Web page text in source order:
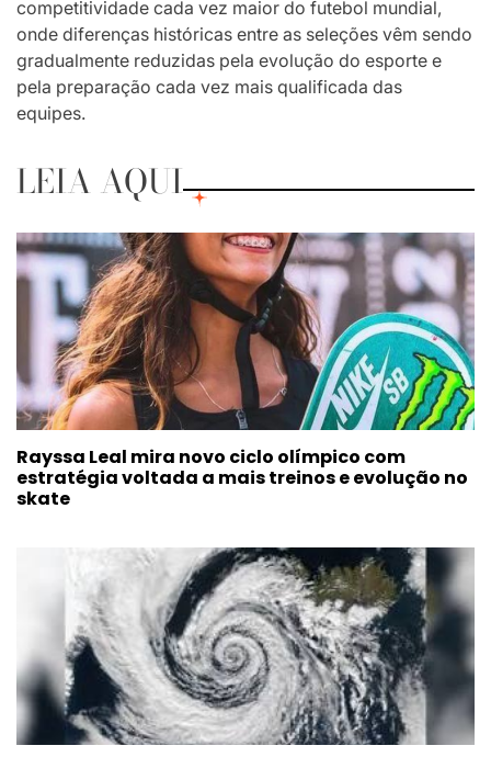
competitividade cada vez maior do futebol mundial,
onde diferenças históricas entre as seleções vêm sendo
gradualmente reduzidas pela evolução do esporte e
pela preparação cada vez mais qualificada das
equipes.
LEIA AQUI
Rayssa Leal mira novo ciclo olímpico com
estratégia voltada a mais treinos e evolução no
skate